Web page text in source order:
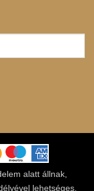
alatt állnak,
lehetséges.